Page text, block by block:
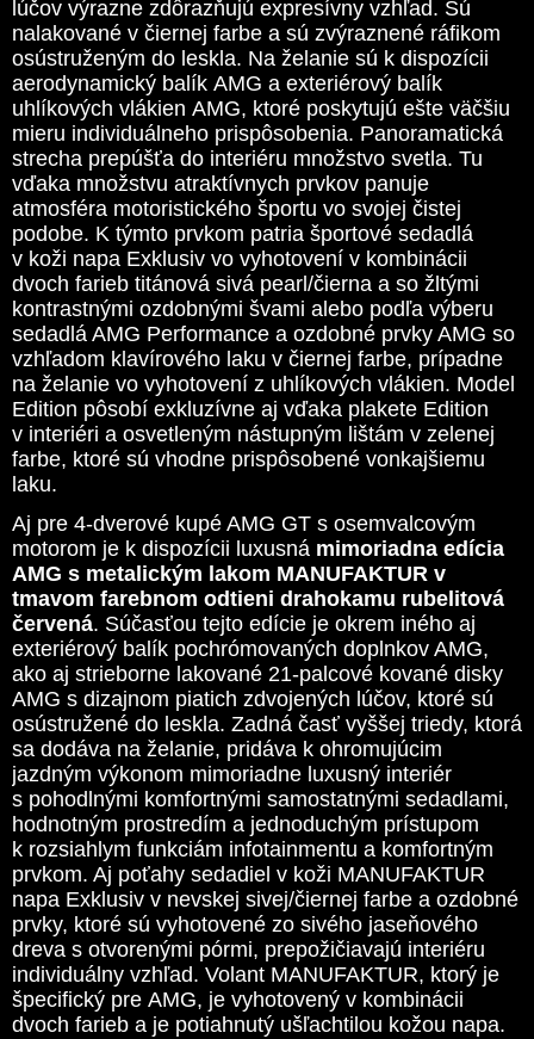
lúčov výrazne zdôrazňujú expresívny vzhľad. Sú
nalakované v čiernej farbe a sú zvýraznené ráfikom
osústruženým do leskla. Na želanie sú k dispozícii
aerodynamický balík AMG a exteriérový balík
uhlíkových vlákien AMG, ktoré poskytujú ešte väčšiu
mieru individuálneho prispôsobenia. Panoramatická
strecha prepúšťa do interiéru množstvo svetla. Tu
vďaka množstvu atraktívnych prvkov panuje
atmosféra motoristického športu vo svojej čistej
podobe. K týmto prvkom patria športové sedadlá
v koži napa Exklusiv vo vyhotovení v kombinácii
dvoch farieb titánová sivá pearl/čierna a so žltými
kontrastnými ozdobnými švami alebo podľa výberu
sedadlá AMG Performance a ozdobné prvky AMG so
vzhľadom klavírového laku v čiernej farbe, prípadne
na želanie vo vyhotovení z uhlíkových vlákien. Model
Edition pôsobí exkluzívne aj vďaka plakete Edition
v interiéri a osvetleným nástupným lištám v zelenej
farbe, ktoré sú vhodne prispôsobené vonkajšiemu
laku.
Aj pre 4-dverové kupé AMG GT s osemvalcovým
motorom je k dispozícii luxusná mimoriadna edícia
AMG s metalickým lakom MANUFAKTUR v
tmavom farebnom odtieni drahokamu rubelitová
červená. Súčasťou tejto edície je okrem iného aj
exteriérový balík pochrómovaných doplnkov AMG,
ako aj strieborne lakované 21-palcové kované disky
AMG s dizajnom piatich zdvojených lúčov, ktoré sú
osústružené do leskla. Zadná časť vyššej triedy, ktorá
sa dodáva na želanie, pridáva k ohromujúcim
jazdným výkonom mimoriadne luxusný interiér
s pohodlnými komfortnými samostatnými sedadlami,
hodnotným prostredím a jednoduchým prístupom
k rozsiahlym funkciám infotainmentu a komfortným
prvkom. Aj poťahy sedadiel v koži MANUFAKTUR
napa Exklusiv v nevskej sivej/čiernej farbe a ozdobné
prvky, ktoré sú vyhotovené zo sivého jaseňového
dreva s otvorenými pórmi, prepožičiavajú interiéru
individuálny vzhľad. Volant MANUFAKTUR, ktorý je
špecifický pre AMG, je vyhotovený v kombinácii
dvoch farieb a je potiahnutý ušľachtilou kožou napa.